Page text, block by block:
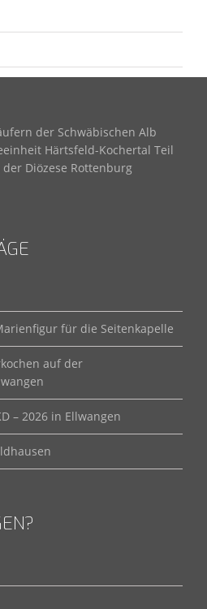
der Schwäbischen Alb
Härtsfeld-Kochertal Teil
Diözese Rottenburg
für die Seitenkapelle
auf der
– 2026 in Ellwangen